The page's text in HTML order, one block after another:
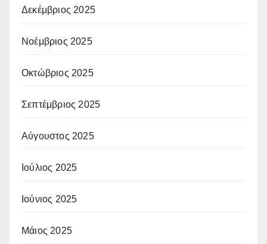
Δεκέμβριος 2025
Νοέμβριος 2025
Οκτώβριος 2025
Σεπτέμβριος 2025
Αύγουστος 2025
Ιούλιος 2025
Ιούνιος 2025
Μάιος 2025